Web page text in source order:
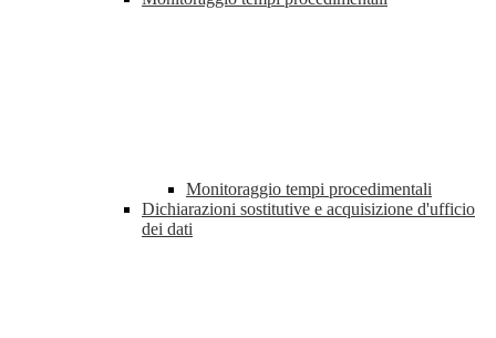
Monitoraggio tempi procedimentali
Dichiarazioni sostitutive e acquisizione d'ufficio
dei dati